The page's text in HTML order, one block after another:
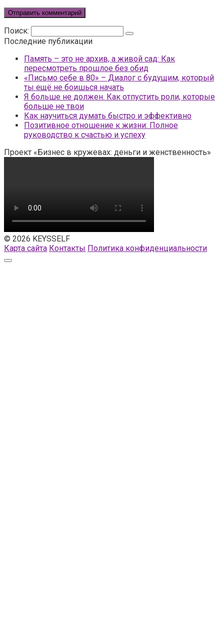
Поиск:
Последние публикации
Память – это не архив, а живой сад: Как
пересмотреть прошлое без обид
«Письмо себе в 80» – Диалог с будущим, который
ты ещё не боишься начать
Я больше не должен. Как отпустить роли, которые
больше не твои
Как научиться думать быстро и эффективно
Позитивное отношение к жизни: Полное
руководство к счастью и успеху
Проект «Бизнес в кружевах: деньги и женственность»
© 2026 KEYSSELF
Карта сайта Контакты Политика конфиденциальности